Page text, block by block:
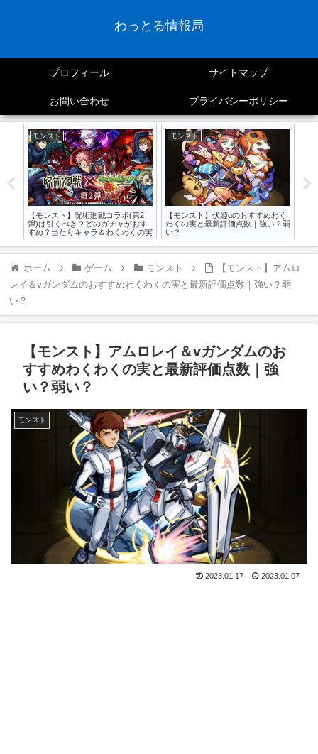
わっとる情報局
プロフィール サイトマップ
お問い合わせ プライバシーポリシー
モンスト
【モンスト】呪術廻戦コラボ(第2
弾)は引くべき？どのガチャがおす
すめ？当たりキャラ＆わくわくの実
モンスト
【モンスト】伏姫αのおすすめわく
わくの実と最新評価点数｜強い？弱
い？
ホーム ゲーム モンスト
【モンスト】アムロ
レイ＆vガンダムのおすすめわくわくの実と最新評価点数｜強い？弱
い？
【モンスト】アムロレイ＆vガンダムのお
すすめわくわくの実と最新評価点数｜強
い？弱い？
モンスト
2023.01.17 2023.01.07